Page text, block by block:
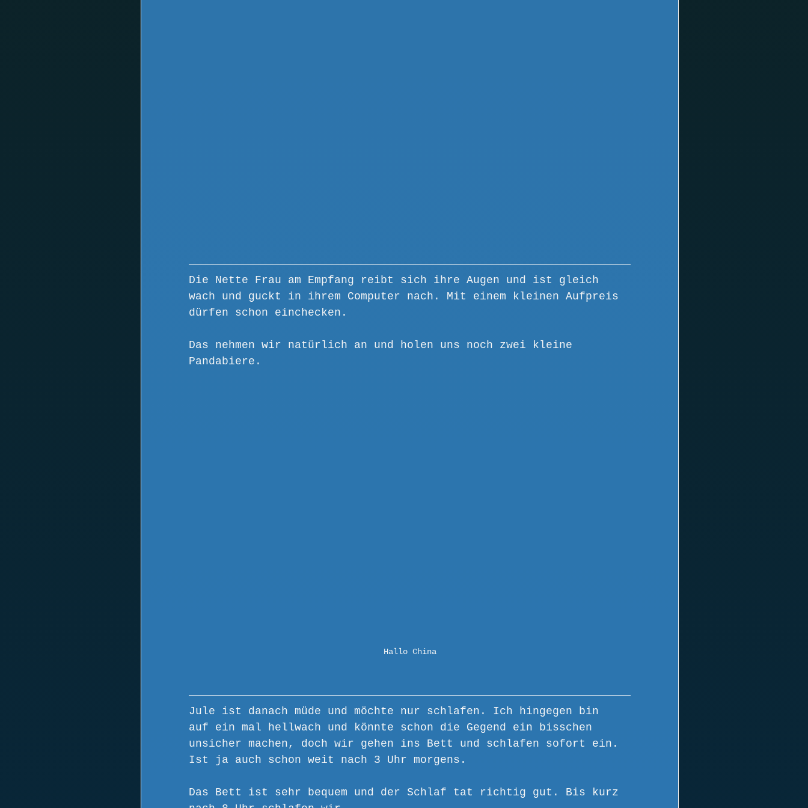
Die Nette Frau am Empfang reibt sich ihre Augen und ist gleich
wach und guckt in ihrem Computer nach. Mit einem kleinen Aufpreis
dürfen schon einchecken.
Das nehmen wir natürlich an und holen uns noch zwei kleine
Pandabiere.
Hallo China
Jule ist danach müde und möchte nur schlafen. Ich hingegen bin
auf ein mal hellwach und könnte schon die Gegend ein bisschen
unsicher machen, doch wir gehen ins Bett und schlafen sofort ein.
Ist ja auch schon weit nach 3 Uhr morgens.
Das Bett ist sehr bequem und der Schlaf tat richtig gut. Bis kurz